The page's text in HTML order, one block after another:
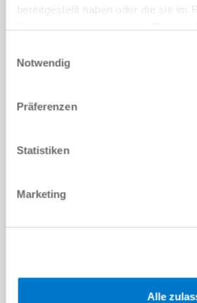
bereitgestellt haben oder die sie im
Notwendig
Präferenzen
Statistiken
Marketing
Alle